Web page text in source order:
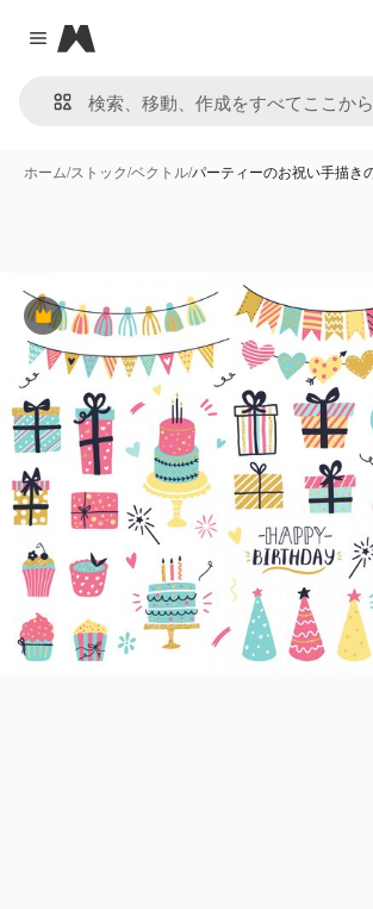
Close menu
Magnific
ホーム/ストック/ベクトル/パーティーのお祝い手描き
Premium